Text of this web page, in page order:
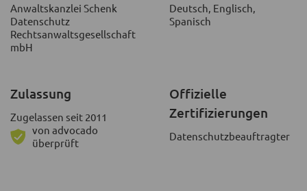
Anwaltskanzlei Schenk
Datenschutz
Rechtsanwaltsgesellschaft
mbH
Deutsch, Englisch,
Spanisch
Zulassung
Zugelassen seit 2011
von advocado
überprüft
Offizielle
Zertifizierungen
Datenschutzbeauftragter